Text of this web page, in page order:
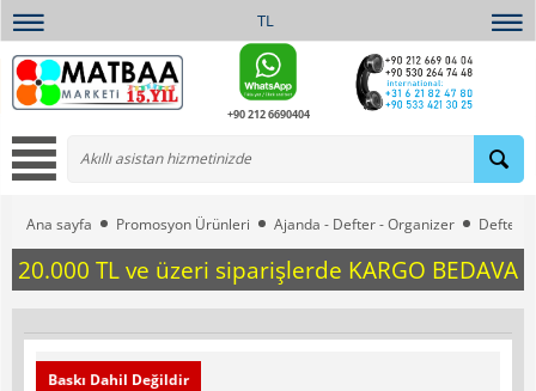
TL
+90 212 6690404
Ana sayfa Promosyon Ürünleri Ajanda - Defter - Organizer
20.000 TL ve üzeri siparişlerde KARGO BEDAVA
Baskı Dahil Değildir